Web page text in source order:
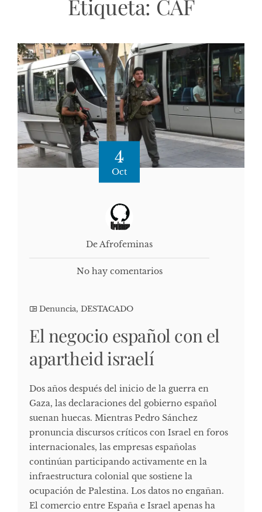
Etiqueta: CAF
4
Oct
De Afrofeminas
No hay comentarios
Denuncia, DESTACADO
El negocio español con el
apartheid israelí
Dos años después del inicio de la guerra en
Gaza, las declaraciones del gobierno español
suenan huecas. Mientras Pedro Sánchez
pronuncia discursos críticos con Israel en foros
internacionales, las empresas españolas
continúan participando activamente en la
infraestructura colonial que sostiene la
ocupación de Palestina. Los datos no engañan.
El comercio entre España e Israel apenas ha